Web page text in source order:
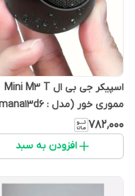
اسپیکر جی بی ال Mini M3 T
مموری خور (مدل : mana13d6)
۷۸۲٬۰۰۰
افزودن به سبد